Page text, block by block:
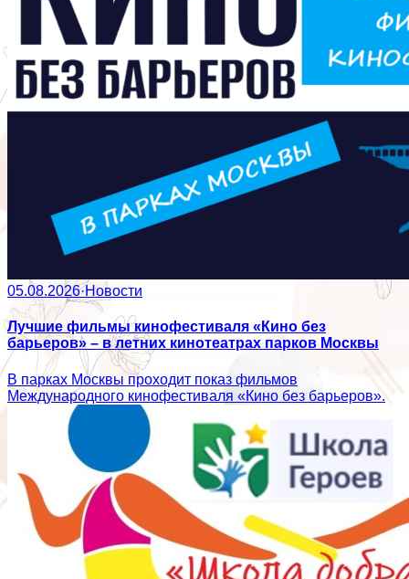
05.08.2026·Новости
Лучшие фильмы кинофестиваля «Кино без
барьеров» – в летних кинотеатрах парков Москвы
В парках Москвы проходит показ фильмов
Международного кинофестиваля «Кино без барьеров».